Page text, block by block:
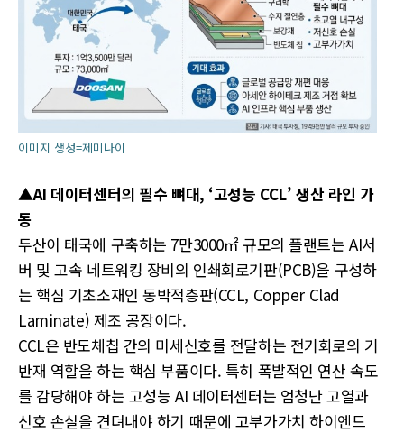
이미지 생성=제미나이
▲AI 데이터센터의 필수 뼈대, ‘고성능 CCL’ 생산 라인 가
동
두산이 태국에 구축하는 7만3000㎡ 규모의 플랜트는 AI서
버 및 고속 네트워킹 장비의 인쇄회로기판(PCB)을 구성하
는 핵심 기초소재인 동박적층판(CCL, Copper Clad
Laminate) 제조 공장이다.
CCL은 반도체칩 간의 미세신호를 전달하는 전기회로의 기
반재 역할을 하는 핵심 부품이다. 특히 폭발적인 연산 속도
를 감당해야 하는 고성능 AI 데이터센터는 엄청난 고열과
신호 손실을 견뎌내야 하기 때문에 고부가가치 하이엔드